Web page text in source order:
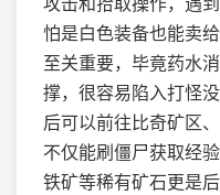
怕是白色装备也能卖
至关重要，毕竟药水
撑，很容易陷入打怪
后可以前往比奇矿区
不仅能刷僵尸获取经
铁矿等稀有矿石更是